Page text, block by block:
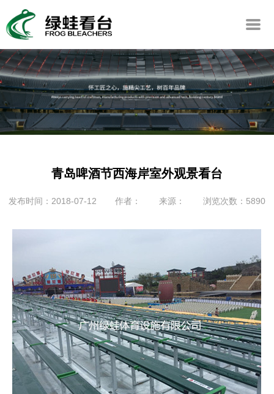
青岛啤酒节西海岸室外观景看台
发布时间：2018-07-12 作者： 来源： 浏览次数：5890